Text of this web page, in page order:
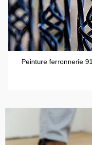
Peinture ferronnerie 91